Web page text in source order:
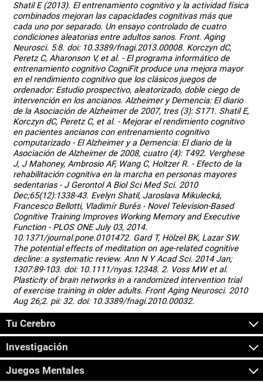
Shatil E (2013). El entrenamiento cognitivo y la actividad física
combinados mejoran las capacidades cognitivas más que
cada uno por separado. Un ensayo controlado de cuatro
condiciones aleatorias entre adultos sanos. Front. Aging
Neurosci. 5:8. doi: 10.3389/fnagi.2013.00008. Korczyn dC,
Peretz C, Aharonson V, et al. - El programa informático de
entrenamiento cognitivo CogniFit produce una mejora mayor
en el rendimiento cognitivo que los clásicos juegos de
ordenador: Estudio prospectivo, aleatorizado, doble ciego de
intervención en los ancianos. Alzheimer y Demencia: El diario
de la Asociación de Alzheimer de 2007, tres (3): S171. Shatil E,
Korczyn dC, Peretz C, et al. - Mejorar el rendimiento cognitivo
en pacientes ancianos con entrenamiento cognitivo
computarizado - El Alzheimer y a Demencia: El diario de la
Asociación de Alzheimer de 2008, cuatro (4): T492. Verghese
J, J Mahoney, Ambrosio AF, Wang C, Holtzer R. - Efecto de la
rehabilitación cognitiva en la marcha en personas mayores
sedentarias - J Gerontol A Biol Sci Med Sci. 2010
Dec;65(12):1338-43. Evelyn Shatil, Jaroslava Mikulecká,
Francesco Bellotti, Vladimír Burěs - Novel Television-Based
Cognitive Training Improves Working Memory and Executive
Function - PLOS ONE July 03, 2014.
10.1371/journal.pone.0101472. Gard T, Hölzel BK, Lazar SW.
The potential effects of meditation on age-related cognitive
decline: a systematic review. Ann N Y Acad Sci. 2014 Jan;
1307:89-103. doi: 10.1111/nyas.12348. 2. Voss MW et al.
Plasticity of brain networks in a randomized intervention trial
of exercise training in older adults. Front Aging Neurosci. 2010
Aug 26;2. pii: 32. doi: 10.3389/fnagi.2010.00032.
Tu Cerebro
Investigación
Juegos Mentales